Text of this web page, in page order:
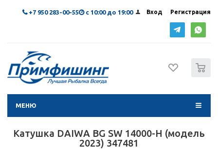
Вход Регистрация
+7 950 283-00-55 с 10:00 до 19:00
МЕНЮ
Катушка DAIWA BG SW 14000-H (модель
2023) 347481